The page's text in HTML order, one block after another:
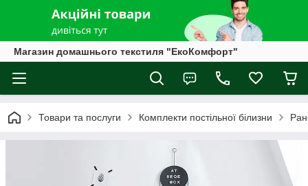
Магазин домашнього текстиля "ЕкоКомфорт"
Товари та послуги Комплекти постільної білизни